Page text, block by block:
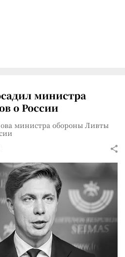
министра
о России
министра обороны Ливты